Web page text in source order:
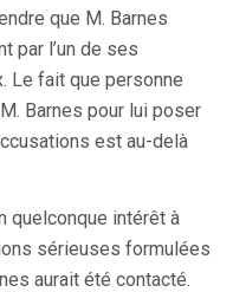
que M. Barnes
par l’un de ses
Le fait que personne
Barnes pour lui poser
est au-delà
quelconque intérêt à
sérieuses formulées
aurait été contacté.